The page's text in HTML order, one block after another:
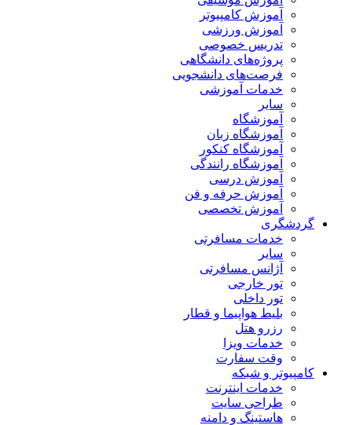
آموزش کامپیوتر
آموزش ورزشی
تدریس خصوصی
پروژه‌های دانشگاهی
فرصت‌های دانشجویی
خدمات آموزشی
سایر
آموزشگاه
آموزشگاه زبان
آموزشگاه کنکور
آموزشگاه رانندگی
آموزش درسی
آموزش حرفه و فن
آموزش تخصصی
گردشگری
خدمات مسافرتی
سایر
آژانس مسافرتی
تور خارجی
تور داخلی
بلیط هواپیما و قطار
رزرو هتل
خدمات ویزا
وقت سفارت
کامپیوتر و شبکه
خدمات اینترنت
طراحی سایت
هاستینگ و دامنه